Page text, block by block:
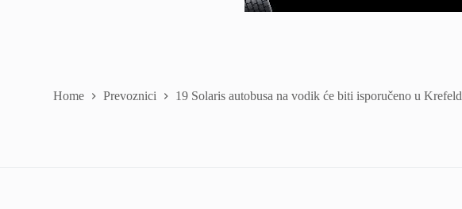
Home Prevoznici 19 Solaris autobusa na vodik će biti isporučeno u Krefeld